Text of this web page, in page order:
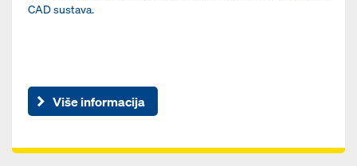
CAD sustava.
Više informacija